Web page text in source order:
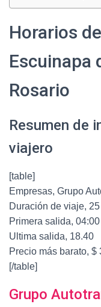
Horarios
Escuinapa
Rosario
Resumen de
viajero
[table]
Empresas, Grupo
Duración de viaje,
Primera salida, 04:00
Ultima salida, 18.40
Precio más barato, $
[/table]
Grupo